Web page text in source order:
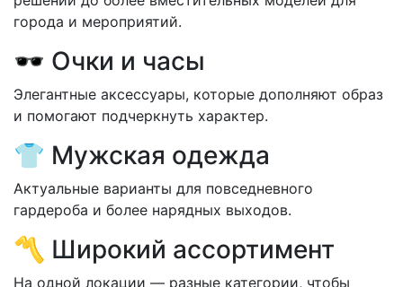
города и мероприятий.
🕶 Очки и часы
Элегантные аксессуары, которые дополняют образ
и помогают подчеркнуть характер.
👕 Мужская одежда
Актуальные варианты для повседневного
гардероба и более нарядных выходов.
〽️ Широкий ассортимент
На одной локации — разные категории, чтобы